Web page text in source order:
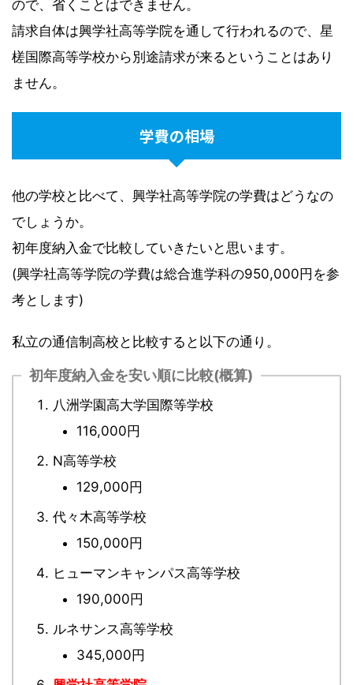
ので、省くことはできません。
請求自体は興学社高等学院を通して行われるので、星
槎国際高等学校から別途請求が来るということはあり
ません。
学費の相場
他の学校と比べて、興学社高等学院の学費はどうなの
でしょうか。
初年度納入金で比較していきたいと思います。
(興学社高等学院の学費は総合進学科の950,000円を参
考とします)
私立の通信制高校と比較すると以下の通り。
初年度納入金を安い順に比較(概算)
八洲学園高大学国際等学校
116,000円
N高等学校
129,000円
代々木高等学校
150,000円
ヒューマンキャンパス高等学校
190,000円
ルネサンス高等学校
345,000円